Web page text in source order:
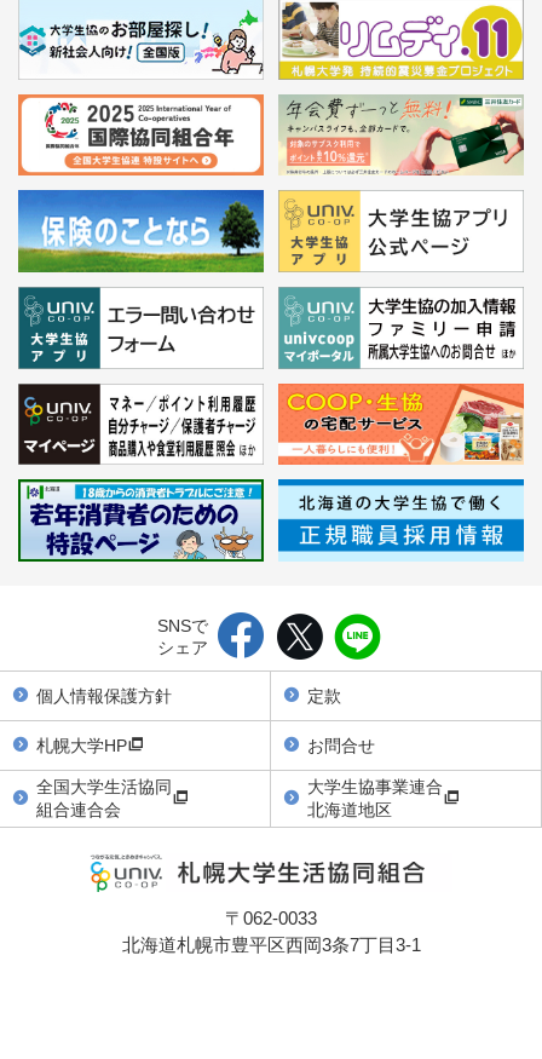
SNSで
シェア
個人情報保護方針
定款
札幌大学HP
お問合せ
全国大学生活協同
組合連合会
大学生協事業連合
北海道地区
〒062-0033
北海道札幌市豊平区西岡3条7丁目3-1